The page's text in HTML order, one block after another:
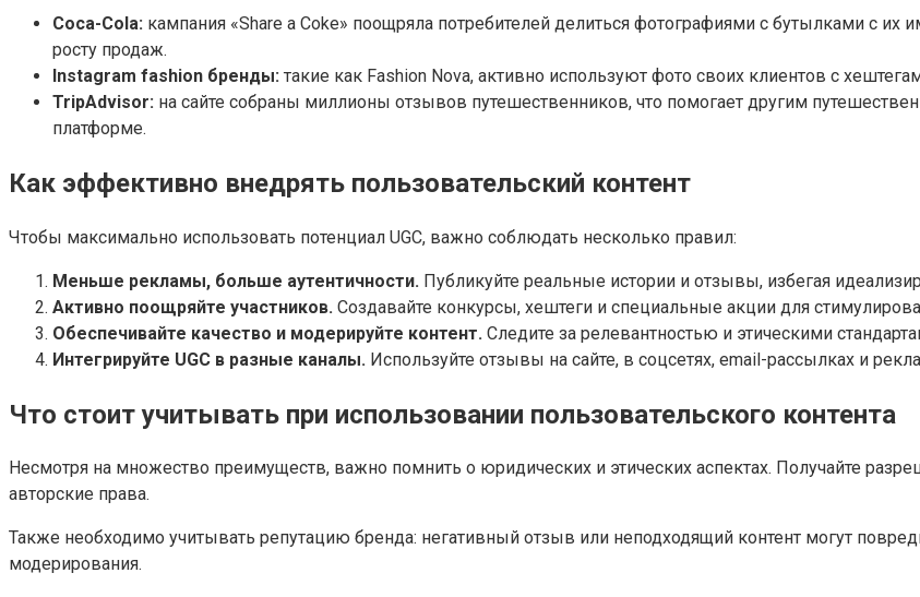
Coca-Cola: кампания «Share a Coke» поощряла потребителей делиться фотографиями с бутылками с
росту продаж.
Instagram fashion бренды: такие как Fashion Nova, активно используют фото своих клиентов с
TripAdvisor: на сайте собраны миллионы отзывов путешественников, что помогает другим
платформе.
Как эффективно внедрять пользовательский контент
Чтобы максимально использовать потенциал UGC, важно соблюдать несколько правил:
Меньше рекламы, больше аутентичности. Публикуйте реальные истории и отзывы, избегая
Активно поощряйте участников. Создавайте конкурсы, хештеги и специальные акции для
Обеспечивайте качество и модерируйте контент. Следите за релевантностью и этическими
Интегрируйте UGC в разные каналы. Используйте отзывы на сайте, в соцсетях, email-рассылках и
Что стоит учитывать при использовании пользовательского контента
Несмотря на множество преимуществ, важно помнить о юридических и этических аспектах. Получайте
авторские права.
Также необходимо учитывать репутацию бренда: негативный отзыв или неподходящий контент могут
модерирования.